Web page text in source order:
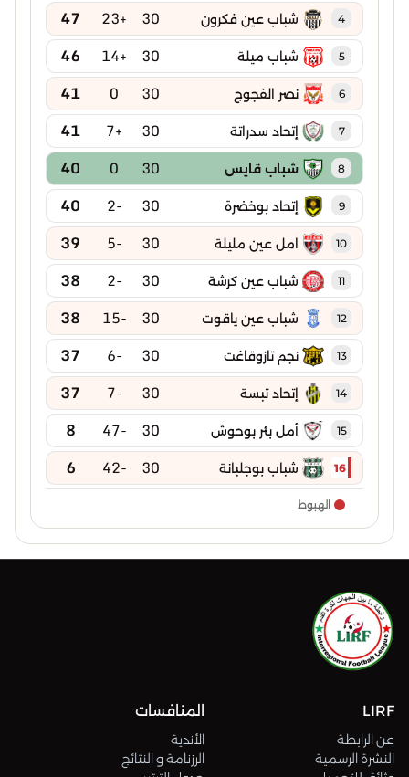
4 شباب عين فكرون 30
+23
47
5 شباب ميلة 30
+14
46
6 نصر الفجوج 30
0
41
7 إتحاد سدراتة 30
+7
41
8 شباب قايس 30
0
40
9 إتحاد بوخضرة 30
-2
40
10 امل عين مليلة 30
-5
39
11 شباب عين كرشة 30
-2
38
12 شباب عين ياقوت 30
-15
38
13 نجم تازوقاغت 30
-6
37
14 إتحاد تبسة 30
-7
37
15 أمل بئر بوحوش 30
-47
8
16 شباب بوجلبانة 30
-42
6
الهبوط
LIRF
عن الرابطة
النشرة الرسمية
المنافسات
الأندية
الرزنامة و النتائج